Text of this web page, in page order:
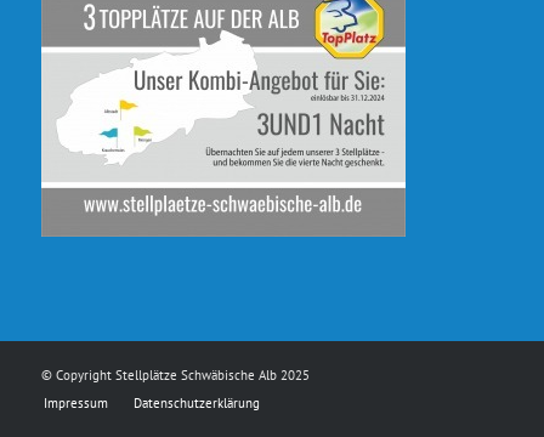
© Copyright Stellplätze Schwäbische Alb 2025
Impressum
Datenschutzerklärung